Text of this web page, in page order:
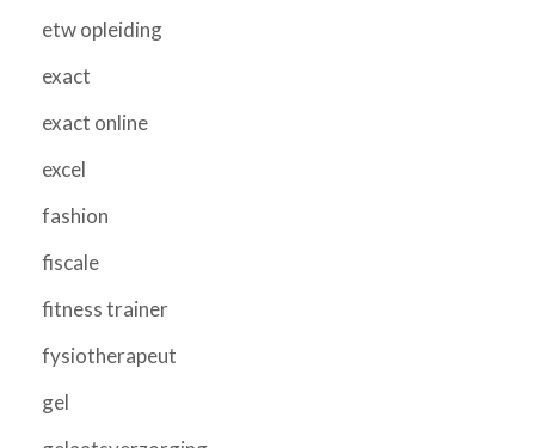
etw opleiding
exact
exact online
excel
fashion
fiscale
fitness trainer
fysiotherapeut
gel